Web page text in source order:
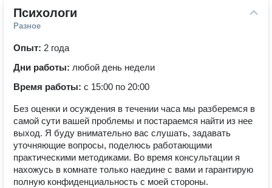
Психологи
Разное
Опыт: 2 года
Дни работы: любой день недели
Время работы: с 15:00 по 20:00
Без оценки и осуждения в течении часа мы разберемся в
самой сути вашей проблемы и постараемся найти из нее
выход. Я буду внимательно вас слушать, задавать
уточняющие вопросы, поделюсь работающими
практическими методиками. Во время консультации я
нахожусь в комнате только наедине с вами и гарантирую
полную конфиденциальность с моей стороны.